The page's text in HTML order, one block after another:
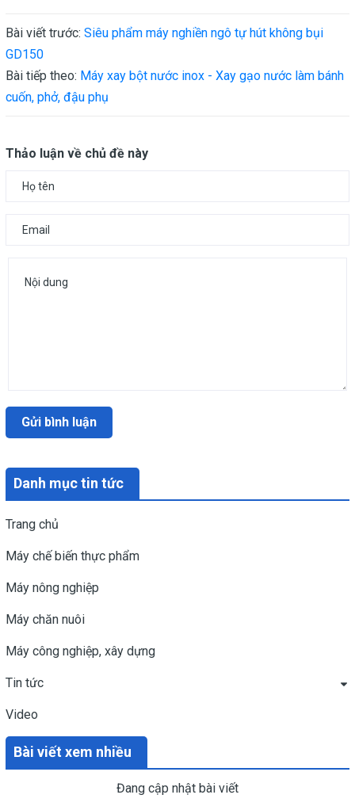
Danh mục tin tức
Trang chủ
Máy chế biến thực phẩm
Máy nông nghiệp
Máy chăn nuôi
Máy công nghiệp, xây dựng
Tin tức
Video
Bài viết xem nhiều
Đang cập nhật bài viết
Bài viết trước: Siêu phẩm máy nghiền ngô tự hút không bụi
GD150
Bài tiếp theo: Máy xay bột nước inox - Xay gạo nước làm bánh
cuốn, phở, đậu phụ
Thảo luận về chủ đề này
Gửi bình luận